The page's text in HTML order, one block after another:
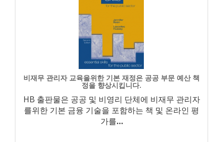
비재무 관리자 교육을위한 기본 재정은 공공 부문 예산 책
정을 향상시킵니다.
HB 출판물은 공공 및 비영리 단체에 비재무 관리자
를위한 기본 금융 기술을 포함하는 책 및 온라인 평
가를…